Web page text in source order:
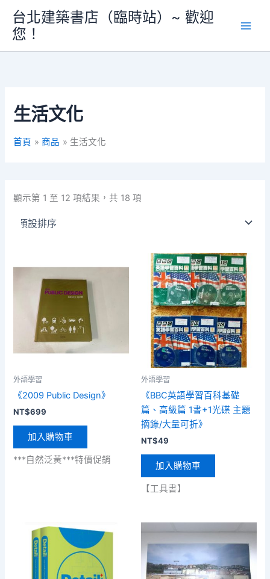
要
台北建築書店（臨時站）~ 歡迎
您！
生活文化
首頁 商品 生活文化
顯示第 1 至 12 項結果，共 18 項
外語學習
《2009 Public Design》
NT$699
加入購物車
***自然泛黃***特價促銷
外語學習
《BBC英語學習百科基礎
篇、高級篇 1書+1光碟 主題
摘錄/大量可折》
NT$49
加入購物車
【工具書】